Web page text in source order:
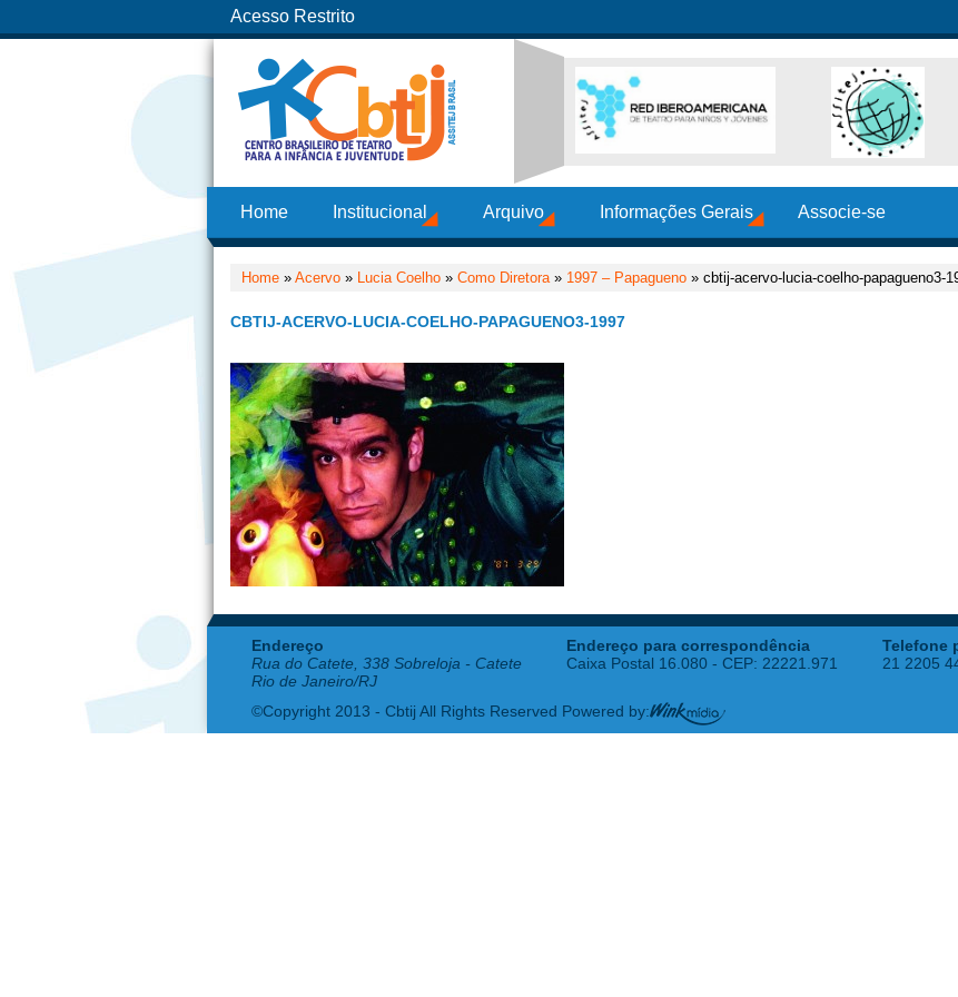
Acesso Restrito
Home Institucional Arquivo Informações Gerais Associe-se
Home » Acervo » Lucia Coelho » Como Diretora» 1997 – Papagueno » cbtij-acervo-lucia-coelho-papagueno3-
CBTIJ-ACERVO-LUCIA-COELHO-PAPAGUENO3-1997
Endereço
Rua do Catete, 338 Sobreloja - Catete
Rio de Janeiro/RJ
Endereço para correspondência
Caixa Postal 16.080 - CEP: 22221.971
Telefone
21 2205
©Copyright 2013 - Cbtij All Rights Reserved Powered by: